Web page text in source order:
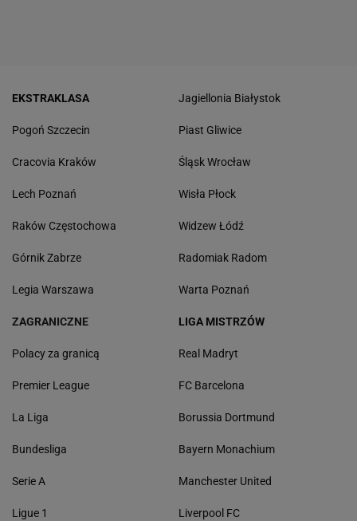
EKSTRAKLASA
Pogoń Szczecin
Cracovia Kraków
Lech Poznań
Raków Częstochowa
Górnik Zabrze
Legia Warszawa
Jagiellonia Białystok
Piast Gliwice
Śląsk Wrocław
Wisła Płock
Widzew Łódź
Radomiak Radom
Warta Poznań
ZAGRANICZNE
Polacy za granicą
Premier League
La Liga
Bundesliga
Serie A
Ligue 1
LIGA MISTRZÓW
Real Madryt
FC Barcelona
Borussia Dortmund
Bayern Monachium
Manchester United
Liverpool FC